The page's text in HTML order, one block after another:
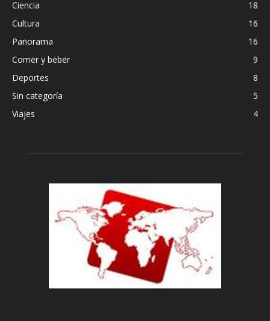
Ciencia
18
Cultura
16
Panorama
16
Comer y beber
9
Deportes
8
Sin categoría
5
Viajes
4